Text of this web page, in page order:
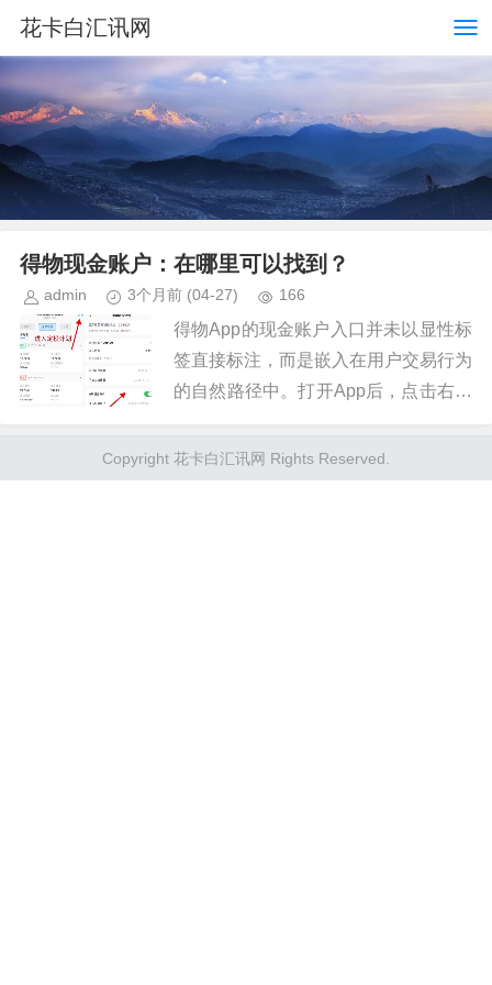
花卡白汇讯网
得物现金账户：在哪里可以找到？
admin 3个月前 (04-27) 166
得物App的现金账户入口并未以显性标
签直接标注，而是嵌入在用户交易行为
的自然路径中。打开App后，点击右下
模块，即可看到与账户余额、交易记录
并列的“现金账户”选项...
Copyright 花卡白汇讯网 Rights Reserved.